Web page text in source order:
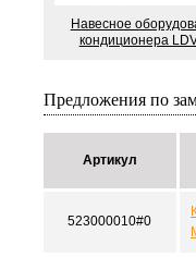
Навесное
кондиционера
Предложения по
Артикул
523000010#0